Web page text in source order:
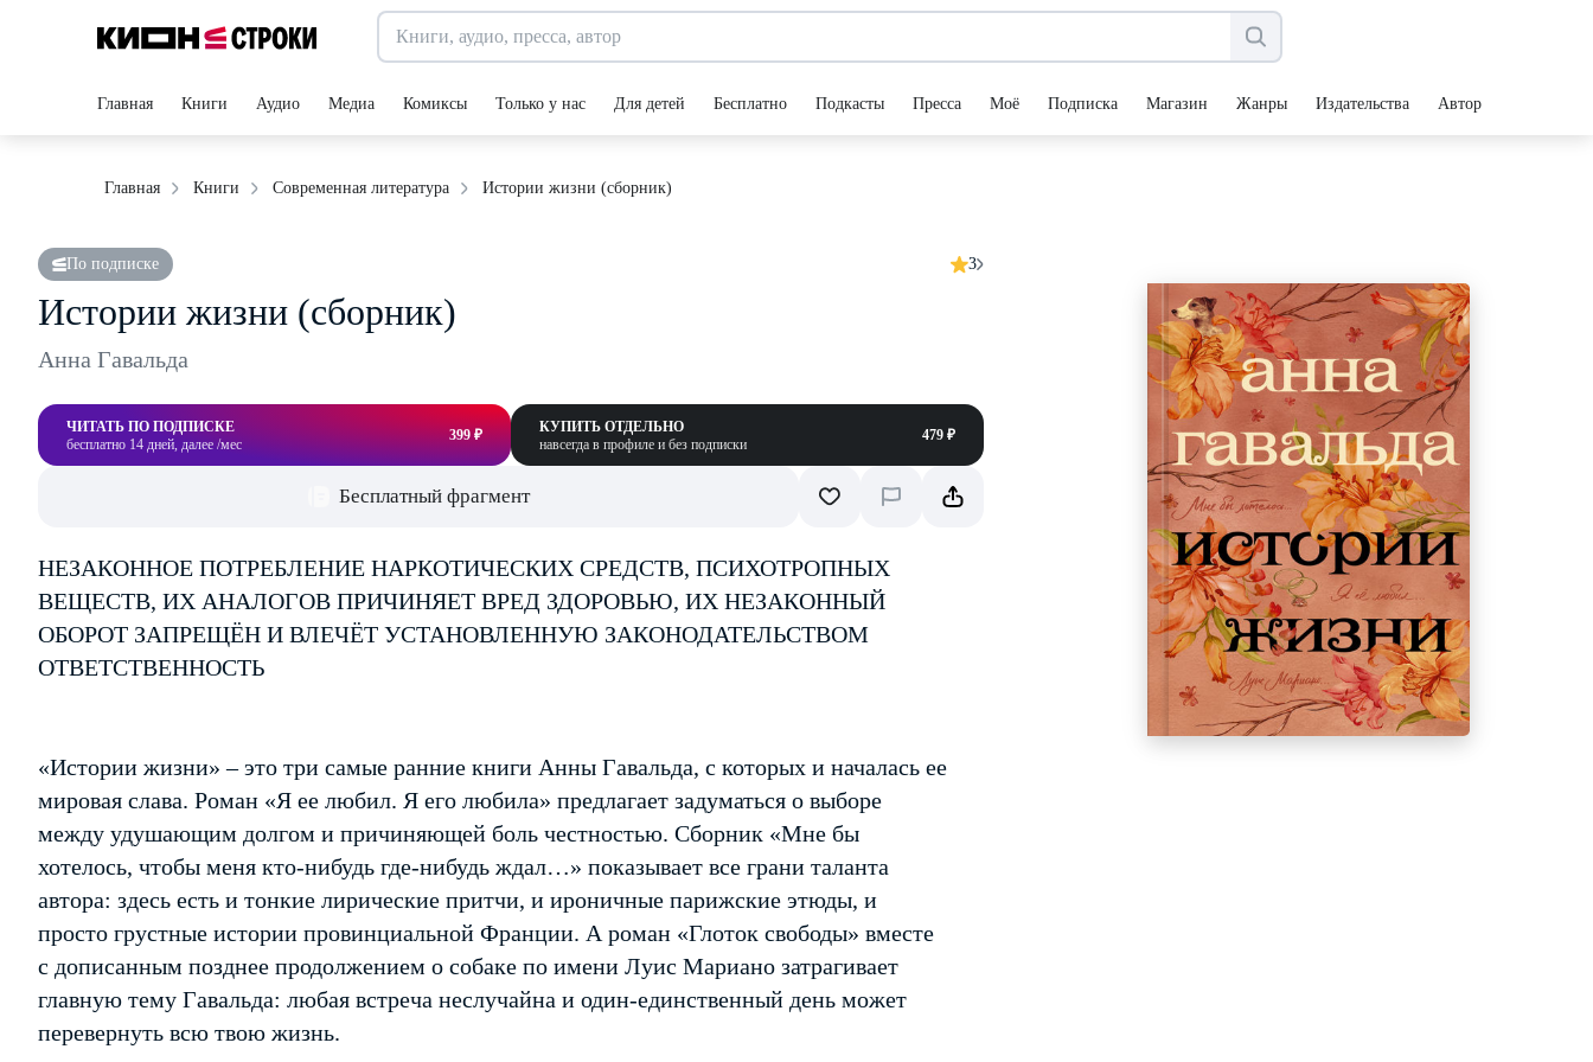
Главная Книги Аудио Медиа Комиксы Только у нас Для детей Бесплатно Подкасты Пресса Моё Подписка Магазин Жанры Издательства Авторы
Главная Книги Современная литература Истории жизни (сборник)
По подписке 3
Истории жизни (сборник)
Анна Гавальда
ЧИТАТЬ ПО ПОДПИСКЕ
бесплатно 14 дней, далее /мес
399 ₽
КУПИТЬ ОТДЕЛЬНО
навсегда в профиле и без подписки
479 ₽
Бесплатный фрагмент
НЕЗАКОННОЕ ПОТРЕБЛЕНИЕ НАРКОТИЧЕСКИХ СРЕДСТВ, ПСИХОТРОПНЫХ
ВЕЩЕСТВ, ИХ АНАЛОГОВ ПРИЧИНЯЕТ ВРЕД ЗДОРОВЬЮ, ИХ НЕЗАКОННЫЙ
ОБОРОТ ЗАПРЕЩЁН И ВЛЕЧЁТ УСТАНОВЛЕННУЮ ЗАКОНОДАТЕЛЬСТВОМ
ОТВЕТСТВЕННОСТЬ
«Истории жизни» – это три самые ранние книги Анны Гавальда, с которых и началась ее
мировая слава. Роман «Я ее любил. Я его любила» предлагает задуматься о выборе
между удушающим долгом и причиняющей боль честностью. Сборник «Мне бы
хотелось, чтобы меня кто-нибудь где-нибудь ждал…» показывает все грани таланта
автора: здесь есть и тонкие лирические притчи, и ироничные парижские этюды, и
просто грустные истории провинциальной Франции. А роман «Глоток свободы» вместе
с дописанным позднее продолжением о собаке по имени Луис Мариано затрагивает
главную тему Гавальда: любая встреча неслучайна и один-единственный день может
перевернуть всю твою жизнь.